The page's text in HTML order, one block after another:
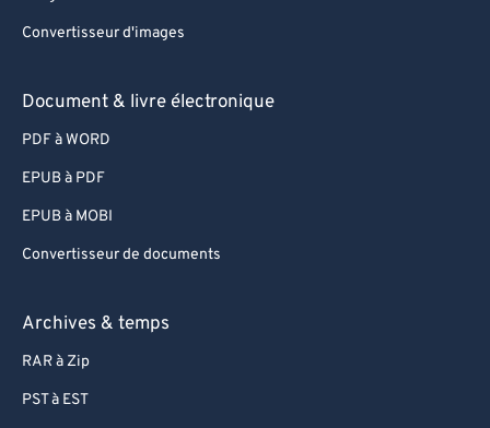
Convertisseur d'images
Document & livre électronique
PDF à WORD
EPUB à PDF
EPUB à MOBI
Convertisseur de documents
Archives & temps
RAR à Zip
PST à EST